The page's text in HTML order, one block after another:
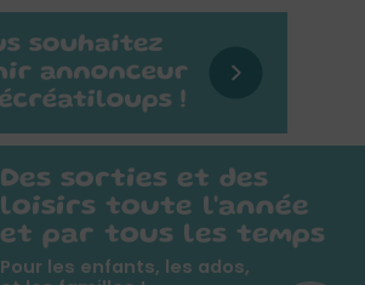
Des sorties et des
loisirs toute l'année
et par tous les temps
Pour les enfants, les ados,